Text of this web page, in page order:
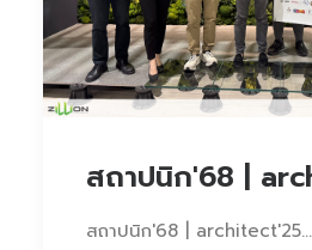
SEARCH
สถาปนิก'68 |
สถาปนิก'68 |